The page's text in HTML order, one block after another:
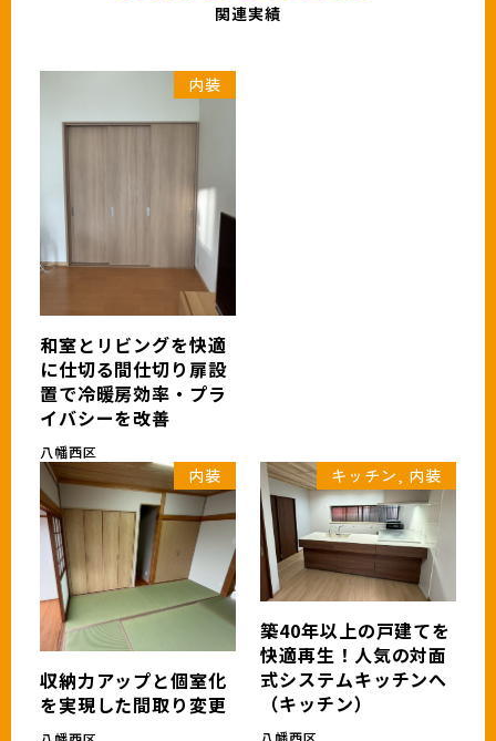
関連実績
内装
和室とリビングを快適
に仕切る間仕切り扉設
置で冷暖房効率・プラ
イバシーを改善
八幡西区
内装
収納力アップと個室化
を実現した間取り変更
キッチン, 内装
築40年以上の戸建てを
快適再生！人気の対面
式システムキッチンへ
（キッチン）